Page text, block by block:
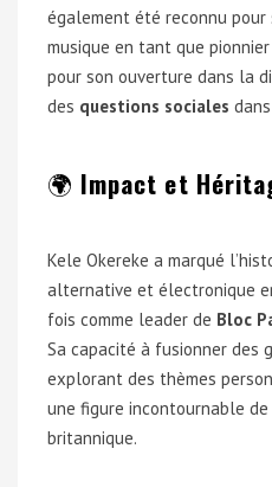
également été reconnu
musique en tant que
pour son ouverture dans la
des questions sociales
🌍 Impact et
Kele Okereke a marqué
alternative et électronique
fois comme leader de Bloc
Sa capacité à fusionner des
explorant des thèmes
une figure incontournable
britannique.